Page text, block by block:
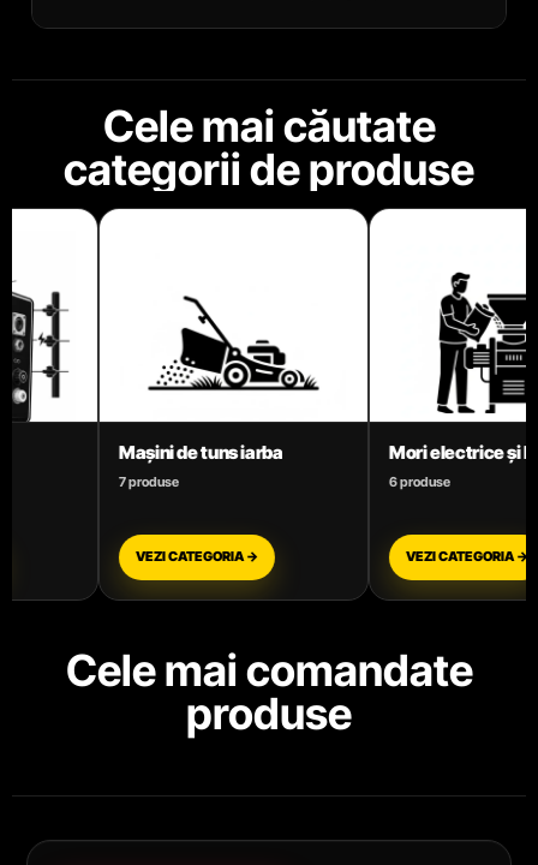
Cele mai căutate
categorii de produse
Mori electrice și Batoze
6 produse
VEZI CATEGORIA →
Motoare termice
3 produse
VEZI CATEGORIA →
Cele mai comandate
produse